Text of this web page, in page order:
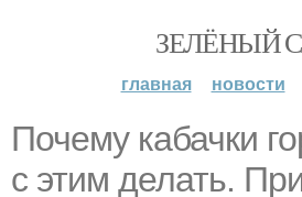
ЗЕЛЁНЫЙ
главная новости
Почему кабачки
с этим делать.